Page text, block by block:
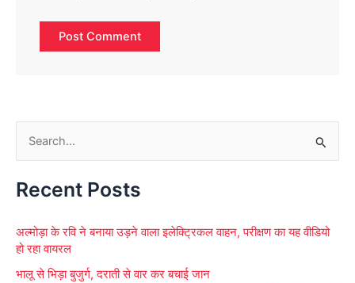
a
c
Recent Posts
अल्मोड़ा के रवि ने बनाया उड़ने वाला इलेक्ट्रिकल वाहन, परीक्षण का यह वीडियो
हो रहा वायरल
भालू से भिड़ा बुजुर्ग, दराती से वार कर बचाई जान